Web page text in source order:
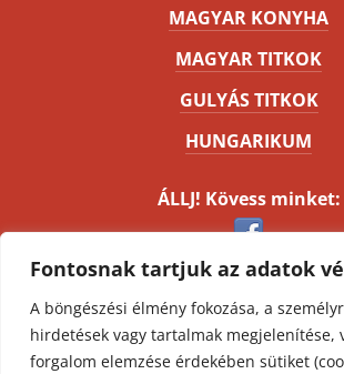
Fontosnak tartjuk az adatok
A böngészési élmény fokozása, a
hirdetések vagy tartalmak megjelenítése,
forgalom elemzése érdekében sütiket
MAGYAR KONYHA
MAGYAR TITKOK
GULYÁS TITKOK
HUNGARIKUM
ÁLLJ! Kövess minket:
Impresszum
Oldaltérkép